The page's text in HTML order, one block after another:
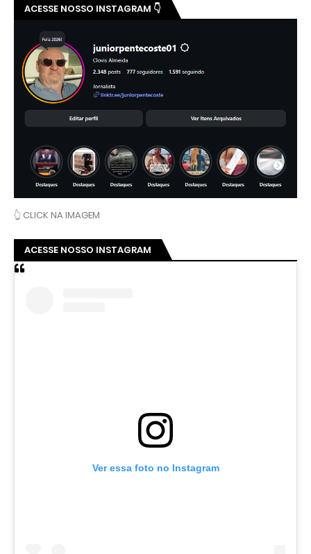
ACESSE NOSSO INSTAGRAM 👇
👆 CLICK NA IMAGEM
ACESSE NOSSO INSTAGRAM
Ver essa foto no Instagram